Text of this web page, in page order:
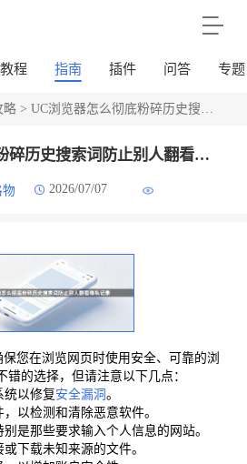
教程 指南 插件 问答 专题
略> UC浏览器怎么彻底粉碎历史搜索词防止别人翻看隐私记录
UC浏览器怎么彻底粉碎历史搜索词防止别人翻看隐私记录
物 2026/07/07
您在浏览网页时使用安全、可靠的浏
错的选择，但请注意以下几点：
统以修复 安全漏洞 。
以检测和清除恶意软件。
是那些要求输入个人信息的网站。
下载未知来源的文件。